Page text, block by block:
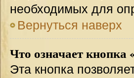
необходимых для
Вернуться наверх
Что означает
Эта кнопка